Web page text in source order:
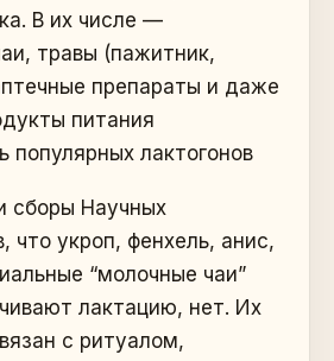
В их числе —
травы (пажитник,
препараты и даже
питания
популярных лактогонов
сборы Научных
что укроп, фенхель, анис,
“молочные чаи”
лактацию, нет. Их
с ритуалом,